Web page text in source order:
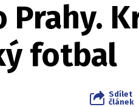
fotbal
Sdílet
článek